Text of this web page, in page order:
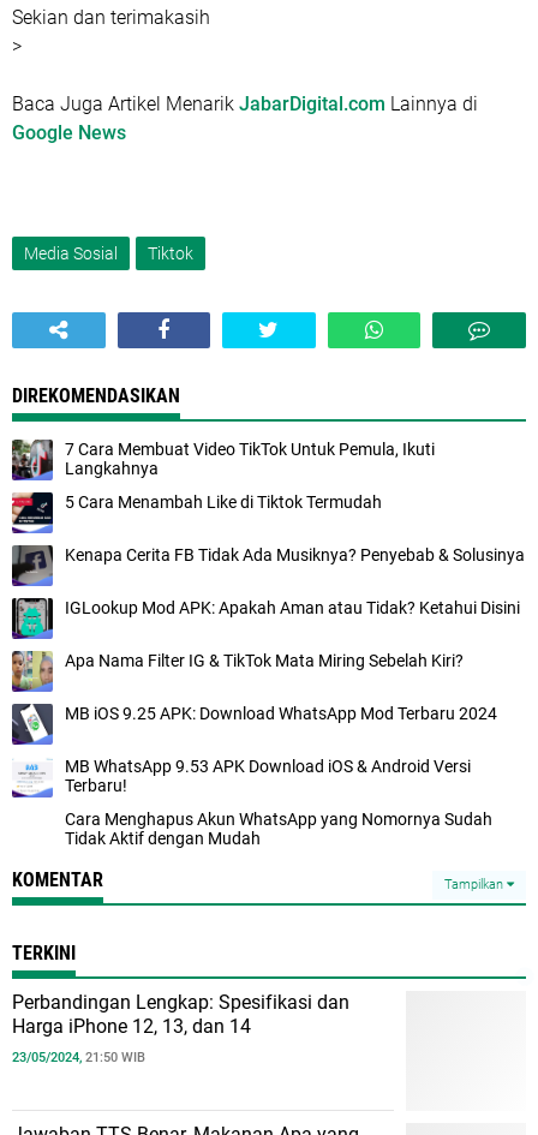
Sekian dan terimakasih
>
Baca Juga Artikel Menarik JabarDigital.com Lainnya di
Google News
Media Sosial Tiktok
DIREKOMENDASIKAN
7 Cara Membuat Video TikTok Untuk Pemula, Ikuti
Langkahnya
5 Cara Menambah Like di Tiktok Termudah
Kenapa Cerita FB Tidak Ada Musiknya? Penyebab & Solusinya
IGLookup Mod APK: Apakah Aman atau Tidak? Ketahui Disini
Apa Nama Filter IG & TikTok Mata Miring Sebelah Kiri?
MB iOS 9.25 APK: Download WhatsApp Mod Terbaru 2024
MB WhatsApp 9.53 APK Download iOS & Android Versi
Terbaru!
Cara Menghapus Akun WhatsApp yang Nomornya Sudah
Tidak Aktif dengan Mudah
KOMENTAR Tampilkan
TERKINI
Perbandingan Lengkap: Spesifikasi dan
Harga iPhone 12, 13, dan 14
23/05/2024, 21:50 WIB